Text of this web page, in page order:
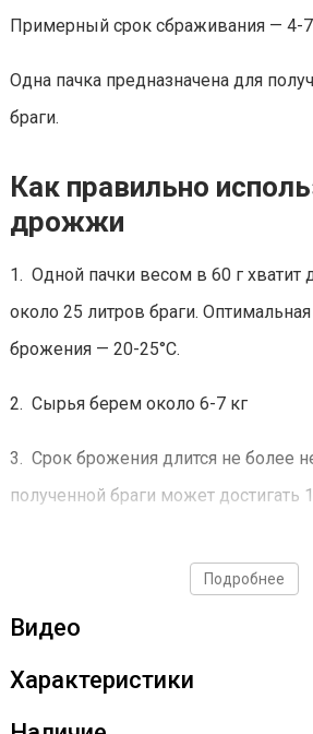
Примерный срок сбраживания — 4-7
Одна пачка предназначена для
браги.
Как правильно
дрожжи
1. Одной пачки весом в 60 г хватит
около 25 литров браги.
брожения — 20-25°С.
2. Сырья берем около 6-7 кг
3. Срок брожения длится не более
полученной браги может достигать
Подробнее
Видео
Характеристики